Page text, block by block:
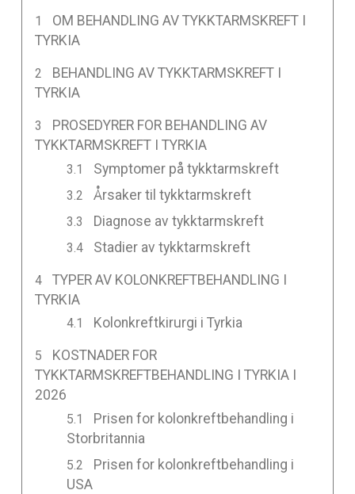
OM BEHANDLING AV TYKKTARMSKREFT I
TYRKIA
BEHANDLING AV TYKKTARMSKREFT I
TYRKIA
PROSEDYRER FOR BEHANDLING AV
TYKKTARMSKREFT I TYRKIA
Symptomer på tykktarmskreft
Årsaker til tykktarmskreft
Diagnose av tykktarmskreft
Stadier av tykktarmskreft
TYPER AV KOLONKREFTBEHANDLING I
TYRKIA
Kolonkreftkirurgi i Tyrkia
KOSTNADER FOR
TYKKTARMSKREFTBEHANDLING I TYRKIA I
2026
Prisen for kolonkreftbehandling i
Storbritannia
Prisen for kolonkreftbehandling i
USA